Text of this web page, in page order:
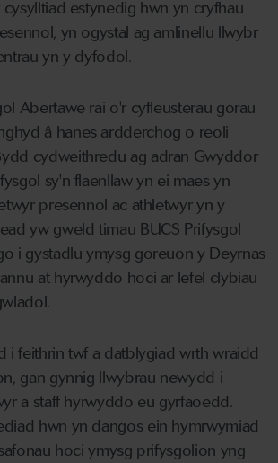
estynedig hwn yn cryfhau
yn ogystal ag amlinellu llwybr
yn y dyfodol.
Abertawe rai o'r cyfleusterau gorau
â hanes ardderchog o reoli
cydweithredu ag adran Gwyddor
sy'n flaenllaw yn ei maes yn
presennol ac athletwyr yn y
yw gweld timau BUCS Prifysgol
i gystadlu ymysg goreuon y Deyrnas
at hyrwyddo hoci ar lefel clybiau
i feithrin twf a datblygiad wrth wraidd
gan gynnig llwybrau newydd i
a staff hyrwyddo eu gyrfaoedd.
hwn yn dangos ein hymrwymiad
hoci ymysg prifysgolion yng